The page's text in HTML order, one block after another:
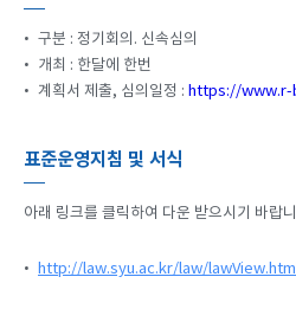
• 구분 : 정기회의. 신속심의
• 개최 : 한달에 한번
• 계획서 제출, 심의일정 : https://www.r-
표준운영지침 및 서식
아래 링크를 클릭하여 다운 받으시기 바랍
• http://law.syu.ac.kr/law/